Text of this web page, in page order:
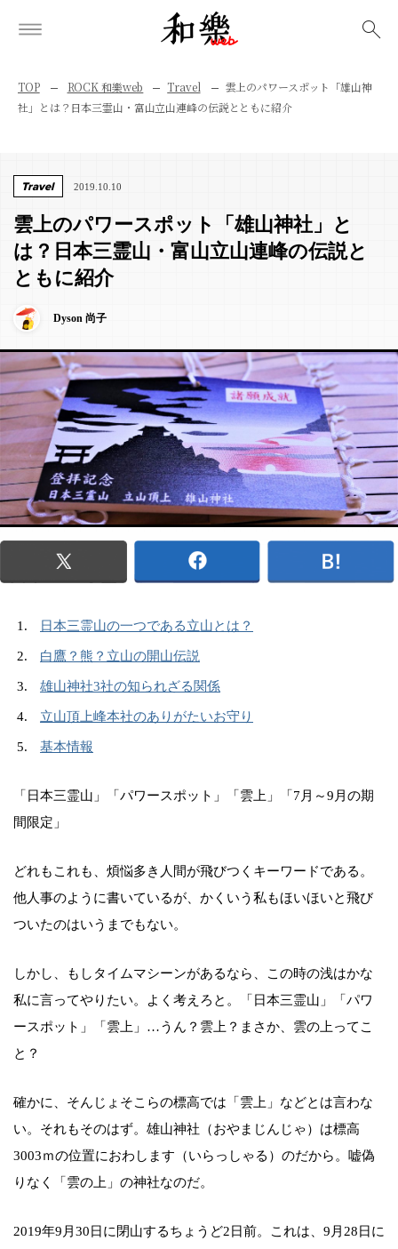
TOP ROCK 和樂web Travel
雲上のパワースポット「雄山神
社」とは？日本三霊山・富山立山連峰の伝説とともに紹介
Travel 2019.10.10
雲上のパワースポット「雄山神社」と
は？日本三霊山・富山立山連峰の伝説と
ともに紹介
Dyson 尚子
日本三霊山の一つである立山とは？
白鷹？熊？立山の開山伝説
雄山神社3社の知られざる関係
立山頂上峰本社のありがたいお守り
基本情報
「日本三霊山」「パワースポット」「雲上」「7月～9月の期
間限定」
どれもこれも、煩悩多き人間が飛びつくキーワードである。
他人事のように書いているが、かくいう私もほいほいと飛び
ついたのはいうまでもない。
しかし、もしタイムマシーンがあるなら、この時の浅はかな
私に言ってやりたい。よく考えろと。「日本三霊山」「パワ
ースポット」「雲上」…うん？雲上？まさか、雲の上ってこ
と？
確かに、そんじょそこらの標高では「雲上」などとは言わな
い。それもそのはず。雄山神社（おやまじんじゃ）は標高
3003ｍの位置におわします（いらっしゃる）のだから。嘘偽
りなく「雲の上」の神社なのだ。
2019年9月30日に閉山するちょうど2日前。これは、9月28日に